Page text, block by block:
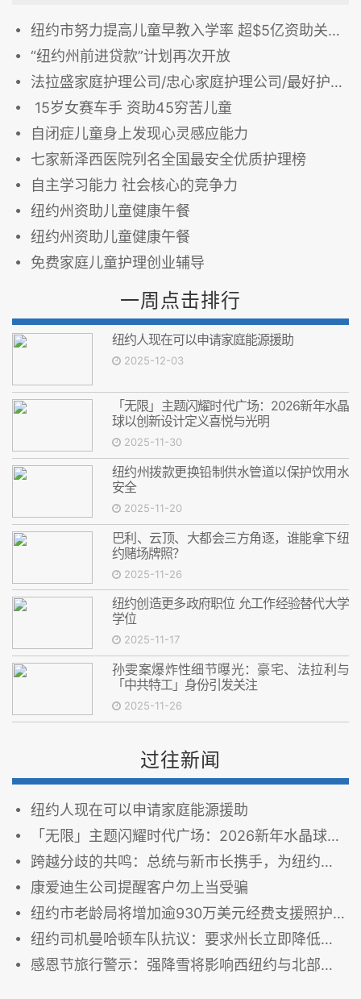
纽约市努力提高儿童早教入学率 超$5亿资助关键教育项目
“纽约州前进贷款”计划再次开放
法拉盛家庭护理公司/忠心家庭护理公司/最好护理公司
15岁女赛车手 资助45穷苦儿童
自闭症儿童身上发现心灵感应能力
七家新泽西医院列名全国最安全优质护理榜
自主学习能力 社会核心的竞争力
纽约州资助儿童健康午餐
纽约州资助儿童健康午餐
免费家庭儿童护理创业辅导
一周点击排行
纽约人现在可以申请家庭能源援助
2025-12-03
「无限」主题闪耀时代广场：2026新年水晶
球以创新设计定义喜悦与光明
2025-11-30
纽约州拨款更换铅制供水管道以保护饮用水
安全
2025-11-20
巴利、云顶、大都会三方角逐，谁能拿下纽
约赌场牌照？
2025-11-26
纽约创造更多政府职位 允工作经验替代大学
学位
2025-11-17
孙雯案爆炸性细节曝光：豪宅、法拉利与
「中共特工」身份引发关注
2025-11-26
过往新闻
纽约人现在可以申请家庭能源援助
「无限」主题闪耀时代广场：2026新年水晶球以创新设计定义喜悦与光明
跨越分歧的共鸣：总统与新市长携手，为纽约铸就新篇章
康爱迪生公司提醒客户勿上当受骗
纽约市老龄局将增加逾930万美元经费支援照护者
纽约司机曼哈顿车队抗议：要求州长立即降低天价车保
感恩节旅行警示：强降雪将影响西纽约与北部地区